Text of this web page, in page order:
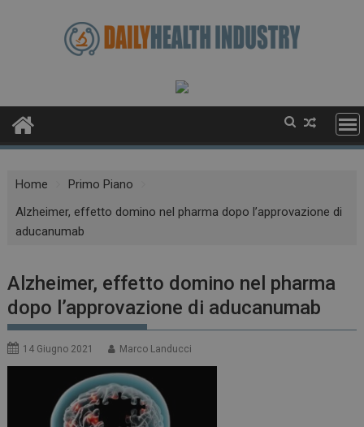
Home
Primo Piano
Alzheimer, effetto domino nel pharma dopo l’approvazione di
aducanumab
Alzheimer, effetto domino nel pharma
dopo l’approvazione di aducanumab
14 Giugno 2021 Marco Landucci